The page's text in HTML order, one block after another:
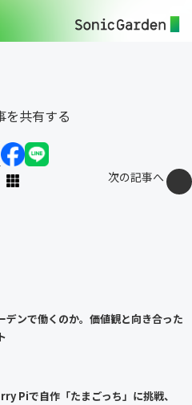
を共有する
次の記事へ
デンで働くのか。価値観と向き合った
Piで自作「たまごっち」に挑戦、